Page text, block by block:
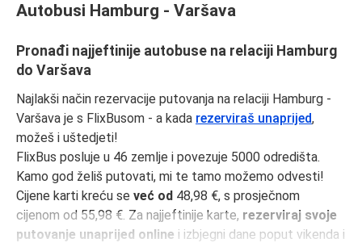
Autobusi Hamburg - Varšava
Pronađi najjeftinije autobuse na relaciji Hamburg
do Varšava
Najlakši način rezervacije putovanja na relaciji Hamburg -
Varšava je s FlixBusom - a kada rezerviraš unaprijed,
možeš i uštedjeti!
FlixBus posluje u 46 zemlje i povezuje 5000 odredišta.
Kamo god želiš putovati, mi te tamo možemo odvesti!
Cijene karti kreću se već od 48,98 €, s prosječnom
cijenom od 55,98 €. Za najjeftinije karte, rezerviraj svoje
putovanje unaprijed online i izbjegni dane poput vikenda i